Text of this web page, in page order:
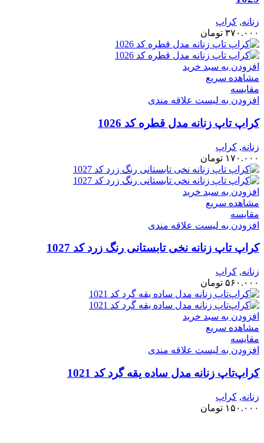
زنانه, کراپ
۳۷۰.۰۰۰ تومان
افزودن به سبد خرید
مشاهده سریع
مقایسه
افزودن به لیست علاقه مندی
کراپ تاپ زنانه مدل قطره کد 1026
زنانه, کراپ
۱۷۰.۰۰۰ تومان
افزودن به سبد خرید
مشاهده سریع
مقایسه
افزودن به لیست علاقه مندی
کراپ تاپ زنانه نخی تابستانی رنگ زرد کد 1027
زنانه, کراپ
۵۶۰.۰۰۰ تومان
افزودن به سبد خرید
مشاهده سریع
مقایسه
افزودن به لیست علاقه مندی
کراپ‌تاپ زنانه مدل ساده یقه گرد کد 1021
زنانه, کراپ
۱۵۰.۰۰۰ تومان